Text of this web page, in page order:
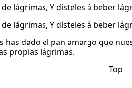
lágrimas, Y dísteles á beber
lágrimas, Y dísteles á beber
has dado el pan amargo que
propias lágrimas.
Top